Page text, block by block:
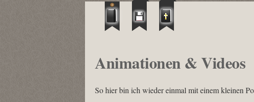
Animationen & Videos
So hier bin ich wieder einmal mit einem kleinen